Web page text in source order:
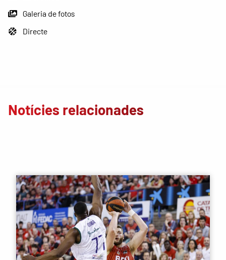
Galeria de fotos
Directe
Notícies relacionades